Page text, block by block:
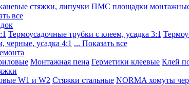
стяжки, липучки ПМС площадки монтажные
все
Термоусадочные трубки с клеем, усадка 3:1
черные, усадка 4:1 ... Показать все
Монтажная пена Герметики клеевые Клей
W1 и W2 Стяжки стальные NORMA хомуты